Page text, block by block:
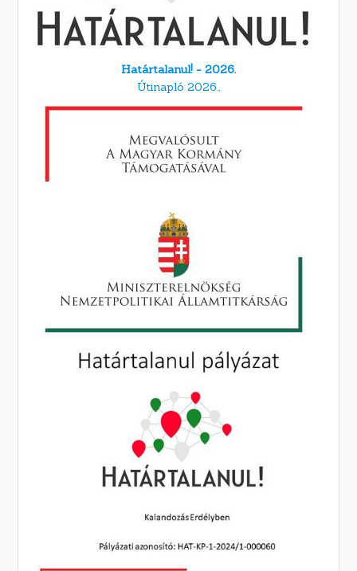
Határtalanul! - 2026.
Útinapló 2026.,